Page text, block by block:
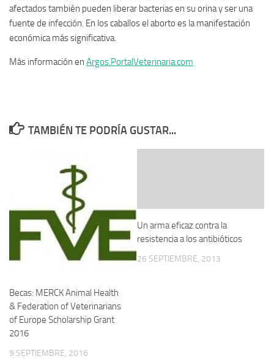
afectados también pueden liberar bacterias en su orina y ser una
fuente de infección. En los caballos el aborto es la manifestación
económica más significativa.
Más información en Argos.PortalVeterinaria.com
TAMBIÉN TE PODRÍA GUSTAR...
Becas: MERCK Animal Health
& Federation of Veterinarians
of Europe Scholarship Grant
2016
9 SEPTIEMBRE, 2016
Un arma eficaz contra la
resistencia a los antibióticos
26 SEPTIEMBRE, 2013